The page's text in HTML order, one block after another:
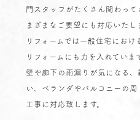
門スタッフがたくさん関わっ
まざまなご要望にも対応いたし
リフォームでは一般住宅にお
リフォームにも力を入れていま
壁や廊下の雨漏りが気になる
い、ベランダやバルコニーの
工事に対応致します。